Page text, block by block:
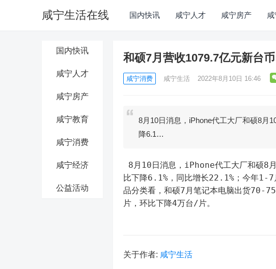
咸宁生活在线 国内快讯 咸宁人才 咸宁房产
国内快讯
咸宁人才
咸宁房产
咸宁教育
咸宁消费
咸宁经济
公益活动
和硕7月营收1079.7亿元新台
咸宁消费 咸宁生活 2022年8月10日 16:46
8月10日消息，iPhone代工大厂和硕8月
降6.1…
比下降6.1%，同比增长22.1%；今年1-
品分类看，和硕7月笔记本电脑出货70-
片，环比下降4万台/片。
关于作者: 咸宁生活